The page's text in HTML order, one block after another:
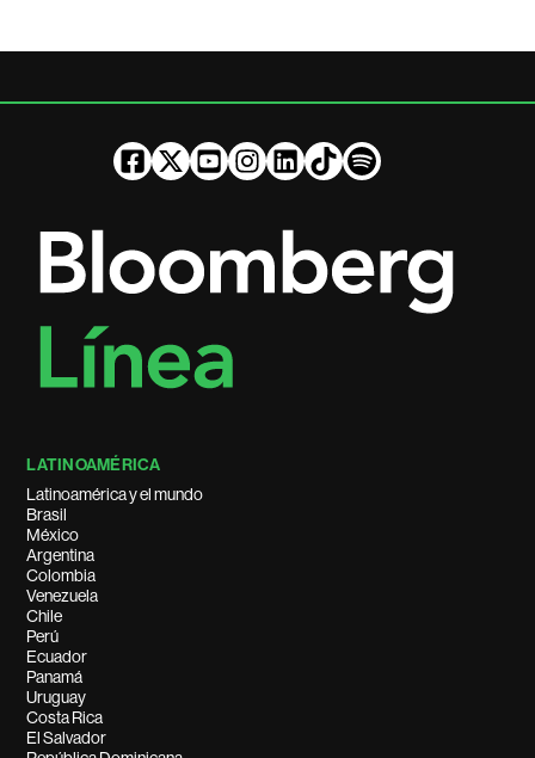
LATINOAMÉRICA
Latinoamérica y el mundo
Brasil
México
Argentina
Colombia
Venezuela
Chile
Perú
Ecuador
Panamá
Uruguay
Costa Rica
El Salvador